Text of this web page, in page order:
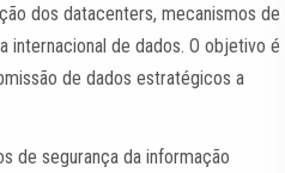
dos datacenters, mecanismos de
internacional de dados. O objetivo é
de dados estratégicos a
de segurança da informação